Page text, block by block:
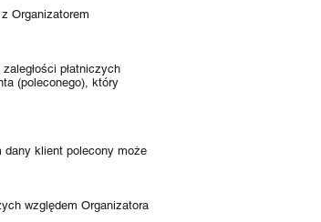
Organizatorem
płatniczych
(poleconego), który
klient polecony może
względem Organizatora